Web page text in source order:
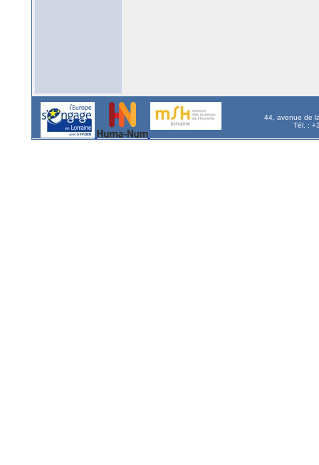
44, avenue de
Tél. :